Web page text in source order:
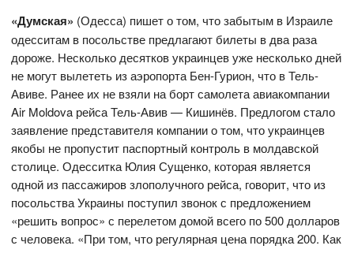
«Думская» (Одесса) пишет о том, что забытым в Израиле
одесситам в посольстве предлагают билеты в два раза
дороже. Несколько десятков украинцев уже несколько дней
не могут вылететь из аэропорта Бен-Гурион, что в Тель-
Авиве. Ранее их не взяли на борт самолета авиакомпании
Air Moldova рейса Тель-Авив — Кишинёв. Предлогом стало
заявление представителя компании о том, что украинцев
якобы не пропустит паспортный контроль в молдавской
столице. Одесситка Юлия Сущенко, которая является
одной из пассажиров злополучного рейса, говорит, что из
посольства Украины поступил звонок с предложением
«решить вопрос» с перелетом домой всего по 500 долларов
с человека. «При том, что регулярная цена порядка 200. Как